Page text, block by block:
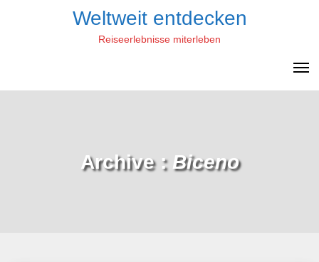
Weltweit entdecken
Reiseerlebnisse miterleben
Archive : Biceno